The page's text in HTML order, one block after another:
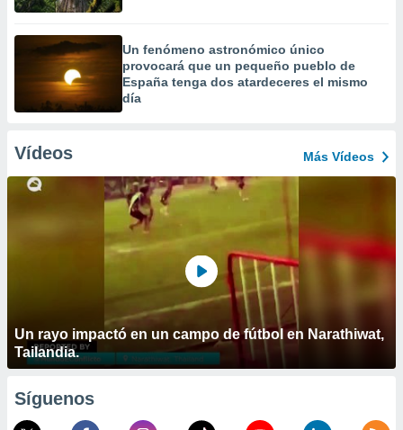
Un fenómeno astronómico único
provocará que un pequeño pueblo de
España tenga dos atardeceres el mismo
día
Vídeos Más Vídeos
Un rayo impactó en un campo de fútbol en Narathiwat,
Tailandia.
Síguenos